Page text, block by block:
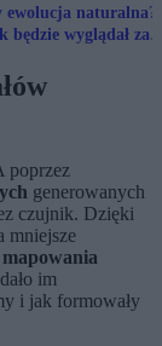
ewolucja naturalna?
będzie wyglądał za
poprzez
generowanych
czujnik. Dzięki
mniejsze
mapowania
im
i jak formowały